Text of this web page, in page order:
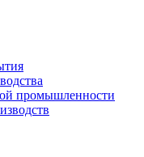
промышленности